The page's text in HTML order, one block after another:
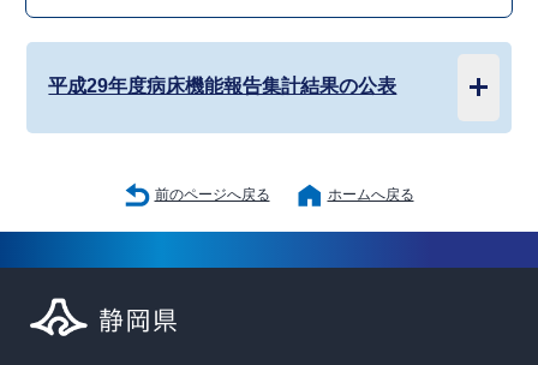
平成29年度病床機能報告集計結果の公表
前のページへ戻る ホームへ戻る